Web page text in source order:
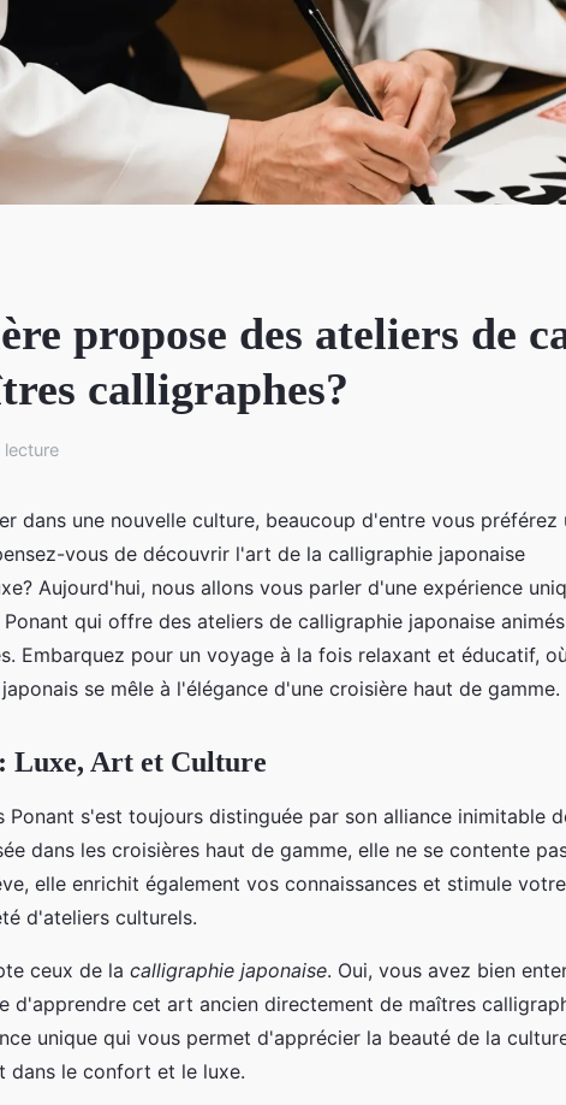
propose des ateliers de
calligraphes?
lecture
dans une nouvelle culture, beaucoup d'entre vous préférez
vous de découvrir l'art de la calligraphie japonaise
Aujourd'hui, nous allons vous parler d'une expérience
qui offre des ateliers de calligraphie japonaise animés
Embarquez pour un voyage à la fois relaxant et éducatif,
se mêle à l'élégance d'une croisière haut de gamme.
Luxe, Art et Culture
Ponant s'est toujours distinguée par son alliance inimitable
dans les croisières haut de gamme, elle ne se contente
elle enrichit également vos connaissances et stimule votre
d'ateliers culturels.
ceux de la calligraphie japonaise. Oui, vous avez bien
d'apprendre cet art ancien directement de maîtres
unique qui vous permet d'apprécier la beauté de la
dans le confort et le luxe.